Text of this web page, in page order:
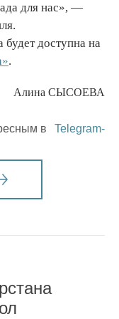
для нас», —
будет доступна на
.
Алина СЫСОЕВА
в
Telegram-